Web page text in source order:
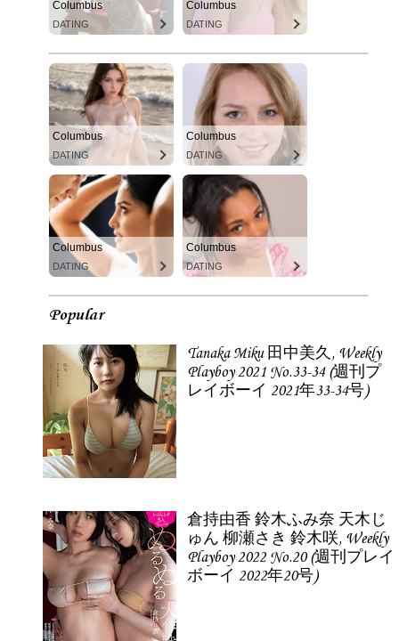
Columbus
DATING
Columbus
DATING
Columbus
DATING
Columbus
DATING
Columbus
DATING
Columbus
DATING
Popular
Tanaka Miku 田中美久, Weekly
Playboy 2021 No.33-34 (週刊プ
レイボーイ 2021年33-34号)
倉持由香 鈴木ふみ奈 天木じ
ゅん 柳瀬さき 鈴木咲, Weekly
Playboy 2022 No.20 (週刊プレイ
ボーイ 2022年20号)